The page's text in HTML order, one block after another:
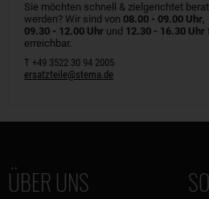
Sie möchten schnell & zielgerichtet
werden? Wir sind von 08.00 - 09.00 Uhr,
09.30 - 12.00 Uhr und 12.30 - 16.30 Uhr
erreichbar.
T +49 3522 30 94 2005
ersatzteile@stema.de
ÜBER UNS